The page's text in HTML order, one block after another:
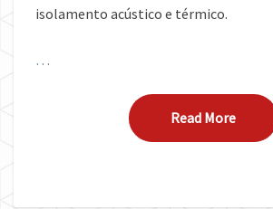
isolamento acústico e térmico.
…
Read MoreRead